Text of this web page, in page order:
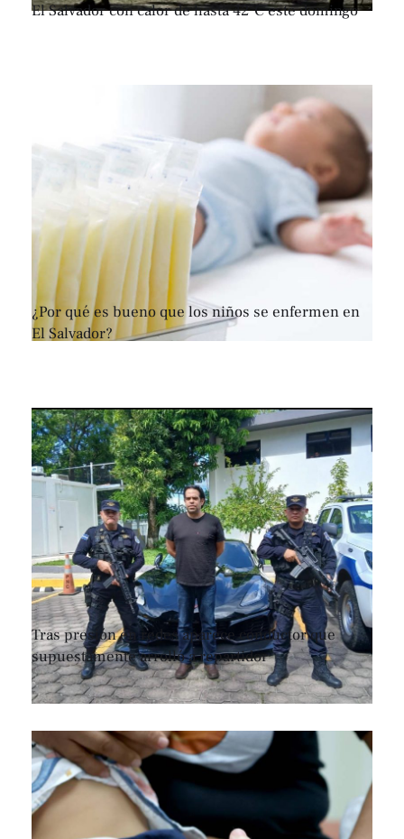
El Salvador con calor de hasta 42°C este domingo
¿Por qué es bueno que los niños se enfermen en
El Salvador?
Tras presión en redes aparece conductor que
supuestamente arrolló a repartidor